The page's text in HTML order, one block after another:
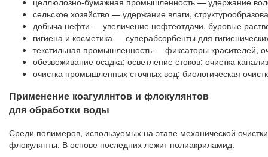
сельское хозяйство — удержание влаги,
добыча нефти — увеличение нефтеотдачи, буровые
гигиена и косметика — суперабсорбенты для
текстильная промышленность — фиксаторы красителей,
обезвоживание осадка; осветление стоков; очистка
очистка промышленных сточных вод; биологическая
Применение коагулянтов и флокулянтов
для обработки воды
Среди полимеров, используемых на этапе механической
флокулянты. В основе последних лежит полиакриламид.